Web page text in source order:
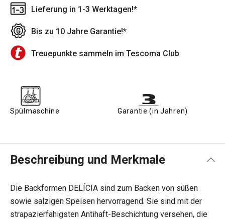
Lieferung in 1-3 Werktagen!*
Bis zu 10 Jahre Garantie!*
Treuepunkte sammeln im Tescoma Club
Spülmaschine Garantie (in Jahren)
Beschreibung und Merkmale
Die Backformen DELÍCIA sind zum Backen von süßen
sowie salzigen Speisen hervorragend. Sie sind mit der
strapazierfähigsten Antihaft-Beschichtung versehen, die